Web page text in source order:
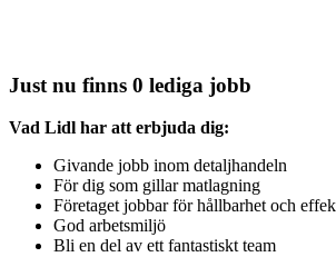
Just nu finns 0 lediga jobb
Vad Lidl har att erbjuda dig:
Givande jobb inom detaljhandeln
För dig som gillar matlagning
Företaget jobbar för hållbarhet och
God arbetsmiljö
Bli en del av ett fantastiskt team